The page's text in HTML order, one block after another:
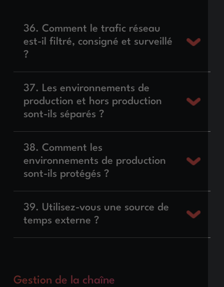
36. Comment le trafic réseau
est-il filtré, consigné et surveillé
?
37. Les environnements de
production et hors production
sont-ils séparés ?
38. Comment les
environnements de production
sont-ils protégés ?
39. Utilisez-vous une source de
temps externe ?
Gestion de la chaîne